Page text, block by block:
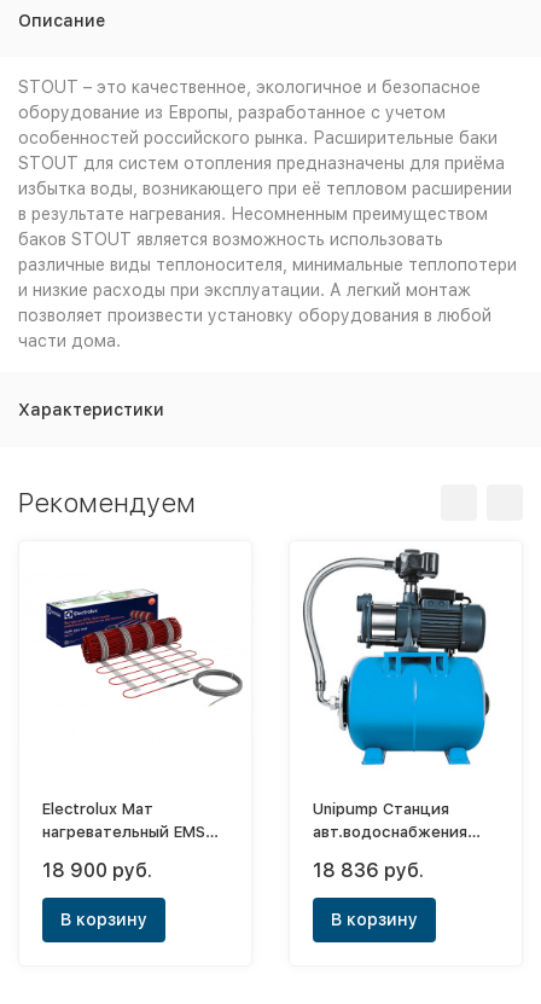
Описание
STOUT – это качественное, экологичное и безопасное
оборудование из Европы, разработанное с учетом
особенностей российского рынка. Расширительные баки
STOUT для систем отопления предназначены для приёма
избытка воды, возникающего при её тепловом расширении
в результате нагревания. Несомненным преимуществом
баков STOUT является возможность использовать
различные виды теплоносителя, минимальные теплопотери
и низкие расходы при эксплуатации. А легкий монтаж
позволяет произвести установку оборудования в любой
части дома.
Характеристики
Рекомендуем
Electrolux Мат
нагревательный EMSM
теплого пола)
18 900 руб.
В корзину
Unipump Станция
авт.водоснабжения
18 836 руб.
В корзину